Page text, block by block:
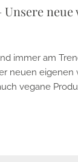
Unsere
immer am
neuen eigenen
vegane